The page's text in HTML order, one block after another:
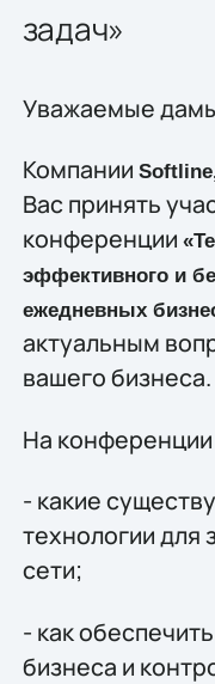
задач»
Уважаемые
Компании
Вас принять
конференции
эффективного и
ежедневных
актуальным
вашего бизнеса.
На
- какие
технологии для
сети;
- как
бизнеса и